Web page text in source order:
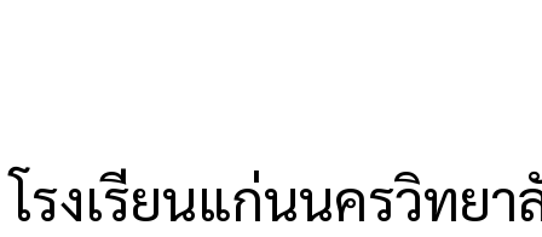
โรงเรียนแก่นนครวิทยา